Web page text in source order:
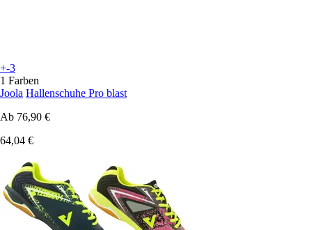
+-3
1 Farben
Joola Hallenschuhe Pro blast
Ab 76,90 €
64,04 €